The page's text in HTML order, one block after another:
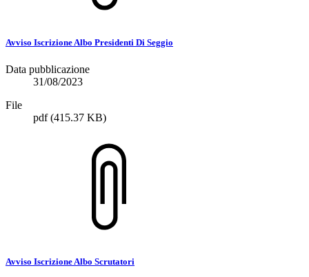
Avviso Iscrizione Albo Presidenti Di Seggio
Data pubblicazione
31/08/2023
File
pdf(415.37 KB)
Avviso Iscrizione Albo Scrutatori